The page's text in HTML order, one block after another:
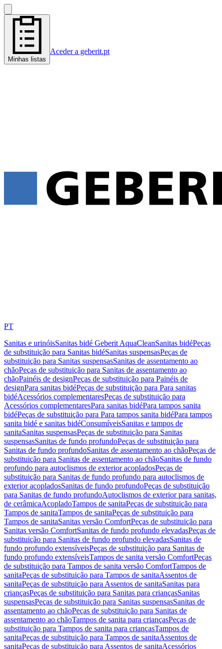
Minhas listas
Aceder a geberit.pt
PT
Sanitas e urinóisSanitas bidé Geberit AquaCleanSanitas bidéPeças
de substituição para Sanitas bidéSanitas suspensasPeças de
substituição para Sanitas suspensasSanitas de assentamento ao
chãoPeças de substituição para Sanitas de assentamento ao
chãoPainéis de designPeças de substituição para Painéis de
designPara sanitas bidéPeças de substituição para Para sanitas
bidéAcessórios complementaresPeças de substituição para
Acessórios complementaresPara sanitas bidéPara tampos sanita
bidéPeças de substituição para Para tampos sanita bidéPara tampos
sanita bidé e sanitas bidéConsumíveisSanitas e tampos de
sanitaSanitas suspensasPeças de substituição para Sanitas
suspensasSanitas de fundo profundoPeças de substituição para
Sanitas de fundo profundoSanitas de assentamento ao chãoPeças de
substituição para Sanitas de assentamento ao chãoSanitas de fundo
profundo para autoclismos de exterior acopladosPeças de
substituição para Sanitas de fundo profundo para autoclismos de
exterior acopladosSanitas de fundo profundoPeças de substituição
para Sanitas de fundo profundoAutoclismos de exterior para sanitas,
de cerâmicaAcopladoTampos de sanitaPeças de substituição para
Tampos de sanitaTampos de sanitaPeças de substituição para
Tampos de sanitaSanitas versão ComfortPeças de substituição para
Sanitas versão ComfortSanitas de fundo profundo elevadasPeças de
substituição para Sanitas de fundo profundo elevadasSanitas de
fundo profundo extensíveisPeças de substituição para Sanitas de
fundo profundo extensíveisTampos de sanita versão ComfortPeças
de substituição para Tampos de sanita versão ComfortTampos de
sanitaPeças de substituição para Tampos de sanitaAssentos de
sanitaPeças de substituição para Assentos de sanitaSanitas para
criançasPeças de substituição para Sanitas para criançasSanitas
suspensasPeças de substituição para Sanitas suspensasSanitas de
assentamento ao chãoPeças de substituição para Sanitas de
assentamento ao chãoTampos de sanita para criançasPeças de
substituição para Tampos de sanita para criançasTampos de
sanitaPeças de substituição para Tampos de sanitaAssentos de
sanitaPeças de substituição para Assentos de sanitaAcessórios